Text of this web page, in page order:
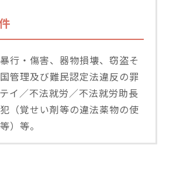
行・傷害、器物損壊、窃盗そ
管理及び難民認定法違反の罪
テイ／不法就労／不法就労助長
（覚せい剤等の違法薬物の使
）等。